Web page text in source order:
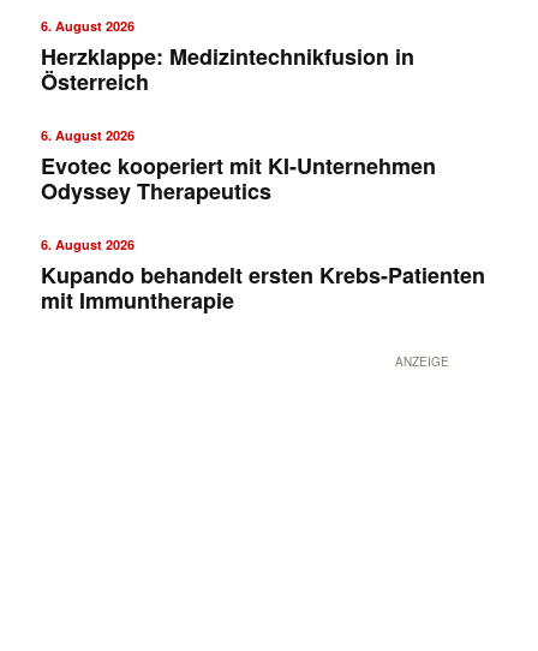
6. August 2026
Herzklappe: Medizintechnikfusion in
Österreich
6. August 2026
Evotec kooperiert mit KI-Unternehmen
Odyssey Therapeutics
6. August 2026
Kupando behandelt ersten Krebs-Patienten
mit Immuntherapie
ANZEIGE